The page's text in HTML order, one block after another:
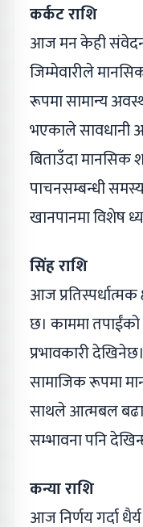
कर्कट राशि
आज मन केही
जिम्मेवारीले
रूपमा सामान्य
भएकाले सावधानी
बिताउँदा मानसिक
पाचनसम्बन्धी
खानपानमा विशेष
सिंह राशि
आज प्रतिस्पर्धात्मक
छ। काममा तपाईंको
प्रभावकारी
सामाजिक रूपमा
साथले आत्मबल
सम्भावना पनि
कन्या राशि
आज निर्णय गर्दा